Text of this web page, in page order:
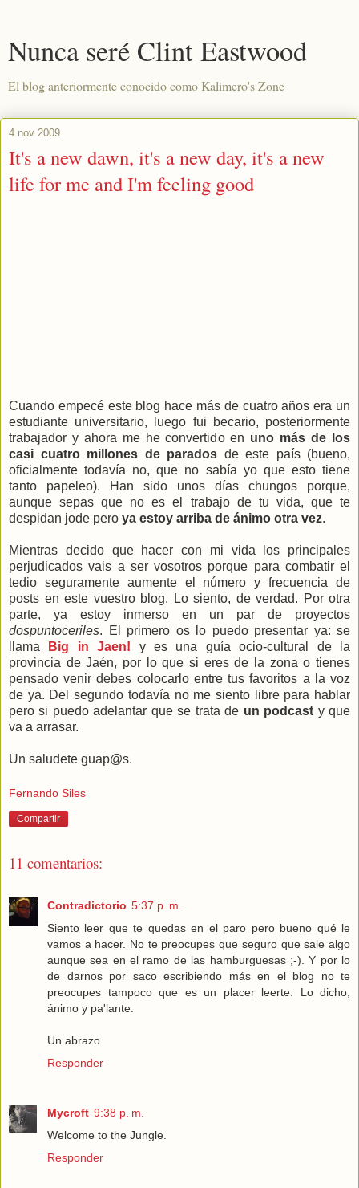
Nunca seré Clint Eastwood
El blog anteriormente conocido como Kalimero's Zone
4 nov 2009
It's a new dawn, it's a new day, it's a new
life for me and I'm feeling good
Cuando empecé este blog hace más de cuatro años era un
estudiante universitario, luego fui becario, posteriormente
trabajador y ahora me he convertido en uno más de los
casi cuatro millones de parados de este país (bueno,
oficialmente todavía no, que no sabía yo que esto tiene
tanto papeleo). Han sido unos días chungos porque,
aunque sepas que no es el trabajo de tu vida, que te
despidan jode pero ya estoy arriba de ánimo otra vez.
Mientras decido que hacer con mi vida los principales
perjudicados vais a ser vosotros porque para combatir el
tedio seguramente aumente el número y frecuencia de
posts en este vuestro blog. Lo siento, de verdad. Por otra
parte, ya estoy inmerso en un par de proyectos
dospuntoceriles. El primero os lo puedo presentar ya: se
llama
Big in Jaen! y es una guía ocio-cultural de la
provincia de Jaén, por lo que si eres de la zona o tienes
pensado venir debes colocarlo entre tus favoritos a la voz
de ya. Del segundo todavía no me siento libre para hablar
pero si puedo adelantar que se trata de un podcast y que
va a arrasar.
Un saludete guap@s.
Fernando Siles
Compartir
11 comentarios:
Contradictorio 5:37 p. m.
Siento leer que te quedas en el paro pero bueno qué le
vamos a hacer. No te preocupes que seguro que sale algo
aunque sea en el ramo de las hamburguesas ;-). Y por lo
de darnos por saco escribiendo más en el blog no te
preocupes tampoco que es un placer leerte. Lo dicho,
ánimo y pa'lante.
Un abrazo.
Responder
Mycroft 9:38 p. m.
Welcome to the Jungle.
Responder